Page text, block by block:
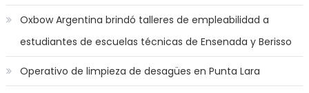
Oxbow Argentina brindó talleres de empleabilidad a
estudiantes de escuelas técnicas de Ensenada y Berisso
Operativo de limpieza de desagües en Punta Lara